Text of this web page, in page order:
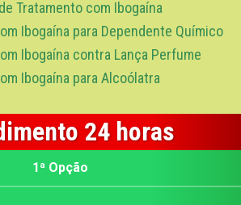
Tratamento com Ibogaína
Ibogaína para Dependente Químico
Ibogaína contra Lança Perfume
Ibogaína para Alcoólatra
24 horas
1ª Opção